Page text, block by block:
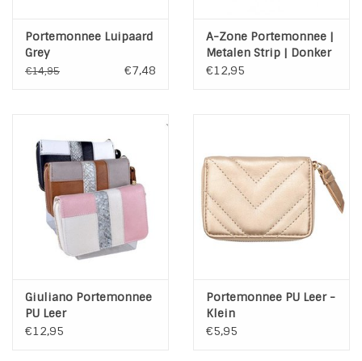
Portemonnee Luipaard
Grey
€14,95 €7,48
A-Zone Portemonnee |
Metalen Strip | Donker
Taupe
€12,95
Giuliano Portemonnee
PU Leer
€12,95
Portemonnee PU Leer -
Klein
€5,95